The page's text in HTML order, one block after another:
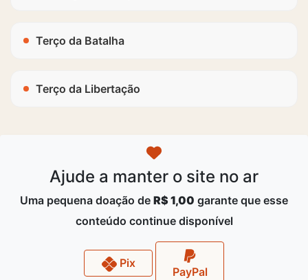
Terço da Batalha
Terço da Libertação
Ajude a manter o site no ar
Uma pequena doação de R$ 1,00 garante que esse
conteúdo continue disponível
Pix
PayPal